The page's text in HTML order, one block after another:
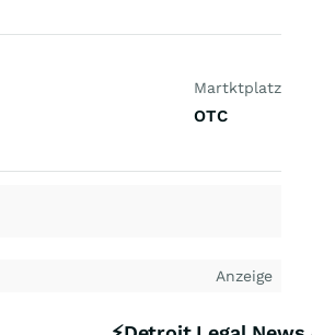
Martktplatz
OTC
Anzeige